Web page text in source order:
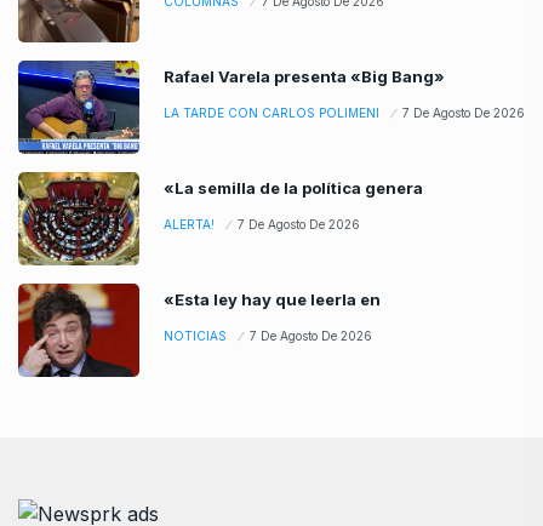
Rafael Varela presenta «Big Bang»
LA TARDE CON CARLOS POLIMENI 7 De Agosto De 2026
«La semilla de la política genera
ALERTA! 7 De Agosto De 2026
«Esta ley hay que leerla en
NOTICIAS 7 De Agosto De 2026